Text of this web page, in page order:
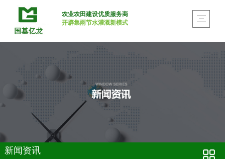
农业农田建设优质服务商
开辟集雨节水灌溉新模式
新闻资讯